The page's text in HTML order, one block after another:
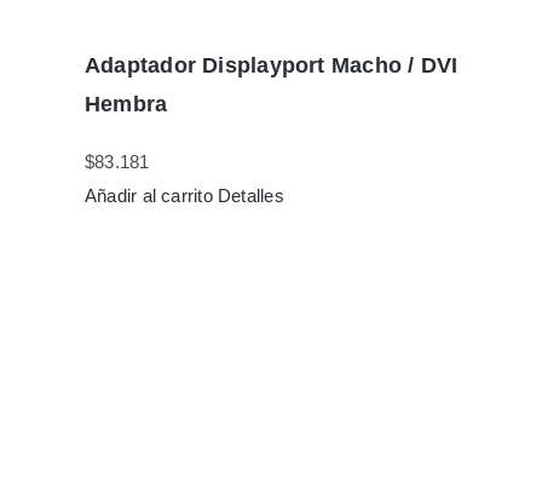
Adaptador Displayport Macho / DVI
Hembra
$83.181
Añadir al carrito Detalles